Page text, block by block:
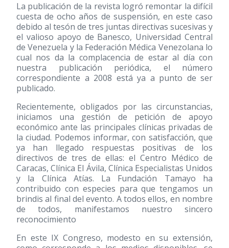
La publicación de la revista logró remontar la difícil
cuesta de ocho años de suspensión, en este caso
debido al tesón de tres juntas directivas sucesivas y
el valioso apoyo de Banesco, Universidad Central
de Venezuela y la Federación Médica Venezolana lo
cual nos da la complacencia de estar al día con
nuestra publicación periódica, el número
correspondiente a 2008 está ya a punto de ser
publicado.
Recientemente, obligados por las circunstancias,
iniciamos una gestión de petición de apoyo
económico ante las principales clínicas privadas de
la ciudad. Podemos informar, con satisfacción, que
ya han llegado respuestas positivas de los
directivos de tres de ellas: el Centro Médico de
Caracas, Clínica El Ávila, Clínica Especialistas Unidos
y la Clínica Atías. La Fundación Tamayo ha
contribuido con especies para que tengamos un
brindis al final del evento. A todos ellos, en nombre
de todos, manifestamos nuestro sincero
reconocimiento
En este IX Congreso, modesto en su extensión,